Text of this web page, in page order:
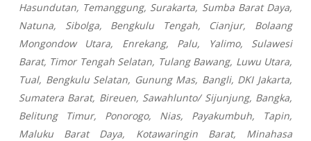
Hasundutan, Temanggung, Surakarta, Sumba Barat Daya,
Natuna, Sibolga, Bengkulu Tengah, Cianjur, Bolaang
Mongondow Utara, Enrekang, Palu, Yalimo, Sulawesi
Barat, Timor Tengah Selatan, Tulang Bawang, Luwu Utara,
Tual, Bengkulu Selatan, Gunung Mas, Bangli, DKI Jakarta,
Sumatera Barat, Bireuen, Sawahlunto/ Sijunjung, Bangka,
Belitung Timur, Ponorogo, Nias, Payakumbuh, Tapin,
Maluku Barat Daya, Kotawaringin Barat, Minahasa